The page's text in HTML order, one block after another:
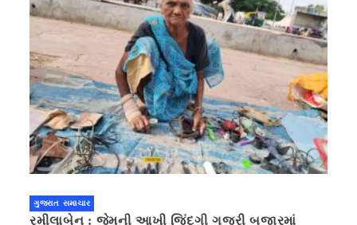
ગુજરાત સમાચાર
રમીલાબેન : જેમની આખી જિંદગી ગુજરી બજારમાં